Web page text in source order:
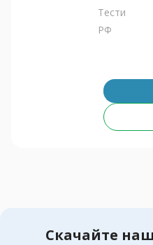
Тести
РФ
Скачайте